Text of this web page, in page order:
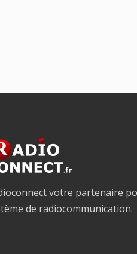
votre partenaire
de radiocommunication.